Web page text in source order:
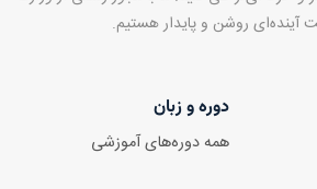
آینده‌ای روشن و پایدار هستیم.
دوره و زبان
همه دوره‌های آموزشی